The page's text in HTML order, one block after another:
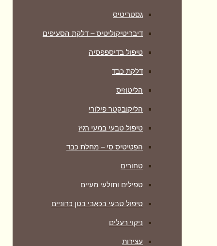
גסטריטיס
דיבריטיקוליטיס – דלקת הסעיפים
טיפול בדיספפסיה
דלקת כבד
הליטוזיס
הליקובקטר פילורי
טיפול טבעי במעי רגיז
הפטיטיס סי – מחלת כבד
טחורים
טפילים ותולעי מעיים
טיפול טבעי בכאבי בטן כרוניים
ניקוי רעלים
עצירות